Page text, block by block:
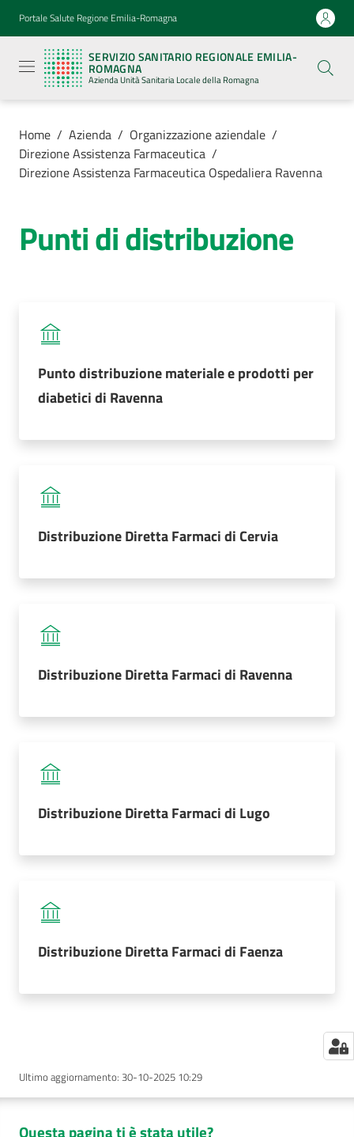
Vai al contenuto
Vai alla navigazione
Vai al footer
Portale Salute Regione Emilia-Romagna
SERVIZIO SANITARIO REGIONALE EMILIA-
ROMAGNA
Azienda Unità Sanitaria Locale della Romagna
Sanitario
Regionale
Emilia-
Romagna
Azienda
Sanitaria
Locale della
Romagna
Menu selezionato
cura
Comunica
Carta
Bandi
Seguici
Home / Azienda / Organizzazione aziendale /
Direzione Assistenza Farmaceutica /
Direzione Assistenza Farmaceutica Ospedaliera Ravenna
Punti di distribuzione
Punto distribuzione materiale e prodotti per
diabetici di Ravenna
Distribuzione Diretta Farmaci di Cervia
Distribuzione Diretta Farmaci di Ravenna
Distribuzione Diretta Farmaci di Lugo
Distribuzione Diretta Farmaci di Faenza
Ultimo aggiornamento: 30-10-2025 10:29
Questa pagina ti è stata utile?